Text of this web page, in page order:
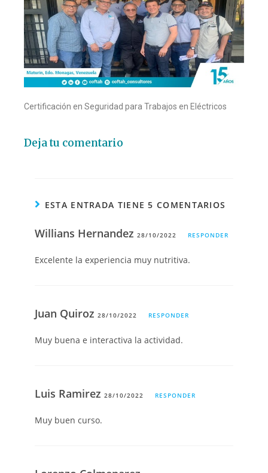
Certificación en Seguridad para Trabajos en Eléctricos
Deja tu comentario
ESTA ENTRADA TIENE 5 COMENTARIOS
Willians Hernandez28/10/2022 RESPONDER
Excelente la experiencia muy nutritiva.
Juan Quiroz28/10/2022 RESPONDER
Muy buena e interactiva la actividad.
Luis Ramirez28/10/2022 RESPONDER
Muy buen curso.